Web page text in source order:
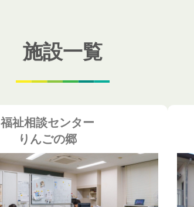
施設一覧
福祉相談センター
りんごの郷